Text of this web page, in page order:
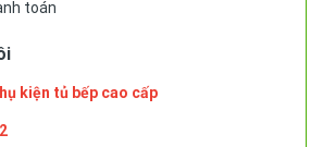
toán
kiện tủ bếp cao cấp